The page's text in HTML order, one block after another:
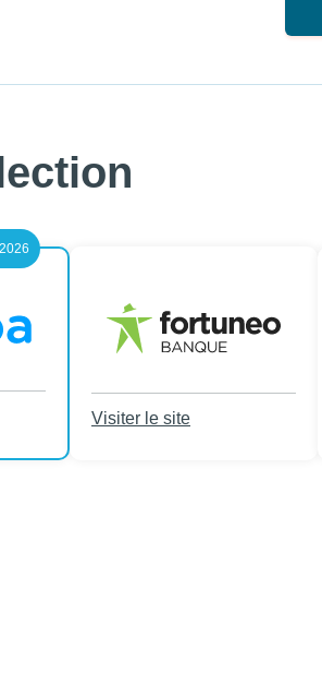
Visiter le site